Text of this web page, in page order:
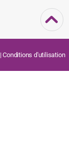
|Conditions d'utilisation